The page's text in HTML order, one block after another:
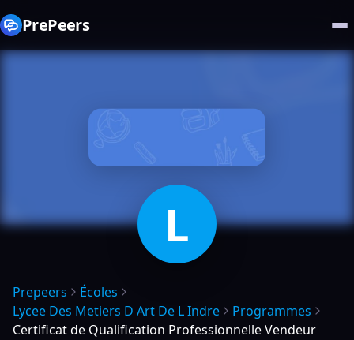
PrePeers
L
Prepeers
Écoles
Lycee Des Metiers D Art De L Indre
Programmes
Certificat de Qualification Professionnelle Vendeur